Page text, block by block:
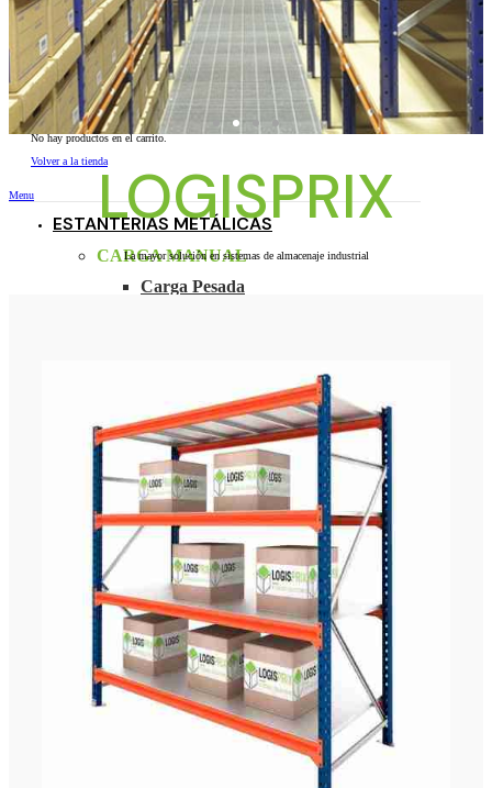
Search
0,00€
No hay productos en el carrito.
Volver a la tienda
Menu
ESTANTERÍAS METÁLICAS
CARGA MANUAL
Carga Pesada
Estanterías de paletización
Cantilever
POR APLICACIÓN
Estanterías para Almacén
Estanterías para Naves Industriales
Estanterías para Trasteros
Estanterías para Oficina
Estanterías para Cargas Largas
Estantería Prenda Colgada
Estanterías para Neumáticos
Protectores contra impactos
Accesorios
Bancos de trabajo
TAQUILLAS METÁLICAS
Configurador Taquillas
Accesorios para Taquilla
Bancos de Vestuario
LOGISPRIX
La mayor solución en sistemas de almacenaje industrial